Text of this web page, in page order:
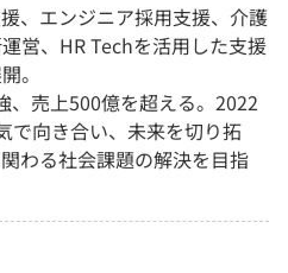
、エンジニア採用支援、介護
営、HR Techを活用した支援
。
、売上500億を超える。2022
で向き合い、未来を切り拓
わる社会課題の解決を目指